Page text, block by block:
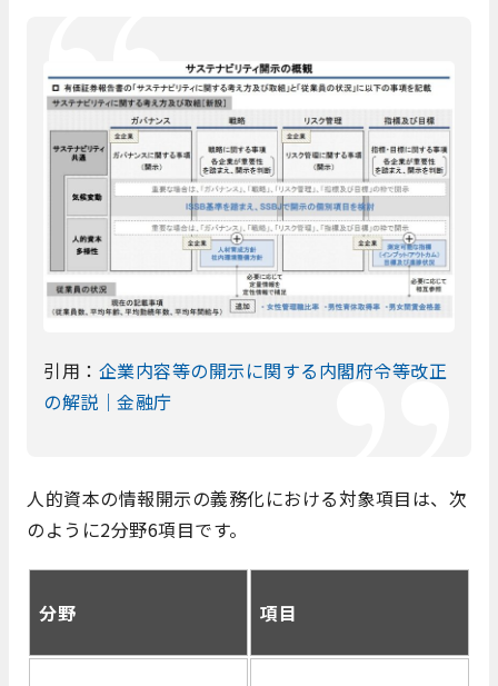
引用： 企業内容等の開示に関する内閣府令等改正
の解説｜金融庁
人的資本の情報開示の義務化における対象項目は、次
のように2分野6項目です。
分野 項目